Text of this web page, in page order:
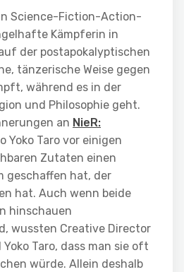
Science-Fiction-Action-
Kämpferin in
der postapokalyptischen
tänzerische Weise gegen
während es in der
und Philosophie geht.
an NieR:
Yoko Taro vor einigen
Zutaten einen
geschaffen hat, der
hat. Auch wenn beide
hinschauen
wussten Creative Director
Taro, dass man sie oft
würde. Allein deshalb